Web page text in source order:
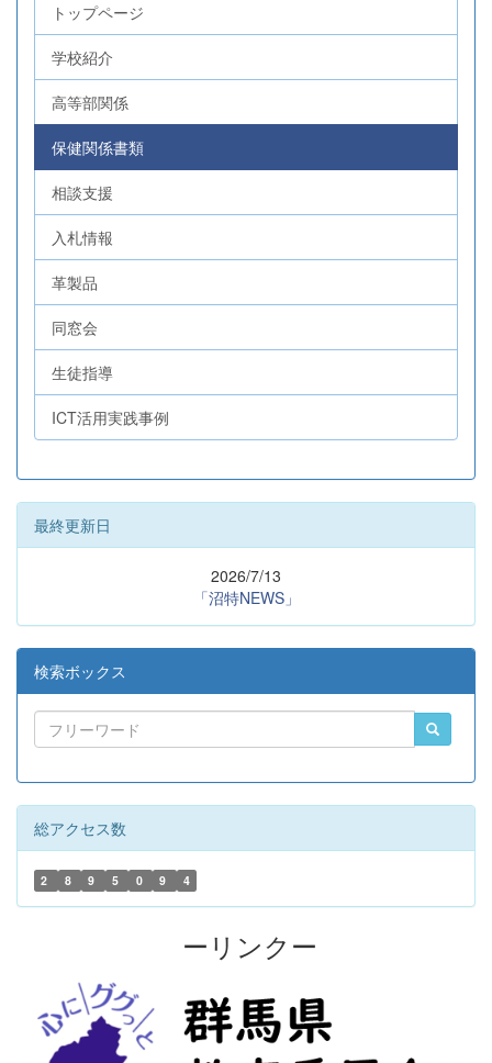
トップページ
学校紹介
高等部関係
保健関係書類
相談支援
入札情報
革製品
同窓会
生徒指導
ICT活用実践事例
最終更新日
2026/7/13
「沼特NEWS」
検索ボックス
総アクセス数
2 8 9 5 0 9 4
ーリンクー